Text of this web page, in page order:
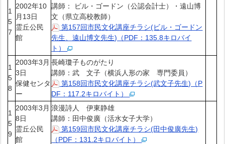
1
5
7
2002年10
月13日
霊丘公民
館
講師： ビル・ゴードン（公認会計士）・遠山博
文（県立高校教師）
第157回市民文化講座チラシ(ビル・ゴードン
先生、遠山博文先生)（PDF：135.8キロバイ
ト）
1
5
8
2003年3月
3日
保健センタ
ー
長崎瓊子ものがたり
講師：武 文子（横浜人形の家 専門委員）
第158回市民文化講座チラシ(武文子先生)（P
DF：117.2キロバイト）
1
5
9
2003年3月
8日
霊丘公民
館
浪漫詩人 伊東静雄
講師：田中俊廣（活水女子大学）
第159回市民文化講座チラシ(田中俊廣先生)
（PDF：131.2キロバイト）